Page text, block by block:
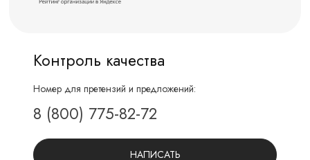
Контроль качества
Номер для претензий и предложений:
8 (800) 775-82-72
НАПИСАТЬ